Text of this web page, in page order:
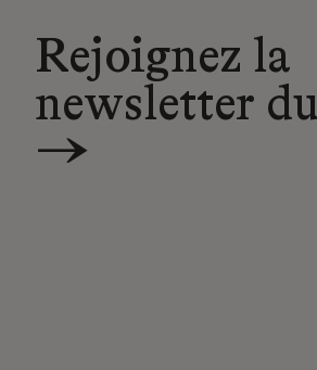
Rejoignez la
newsletter
→